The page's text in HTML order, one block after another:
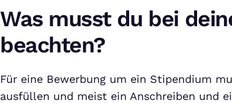
Was musst du bei
beachten?
Für eine Bewerbung um ein Stipendium
ausfüllen und meist ein Anschreiben und